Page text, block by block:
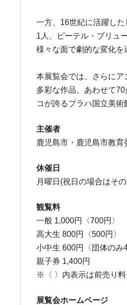
一方、16世紀に活躍し
1人、ピーテル・ブリュ
様々な面で劇的な変化を
本展覧会では、さらに
多彩な作品、あわせて
コが誇るプラハ国立美術
主催者
鹿児島市・鹿児島市教
休催日
月曜日(祝日の場合はそ
観覧料
一般 1,000円〈700円〉
高大生 800円〈500円〉
小中生 600円〈団体のみ
親子券 1,400円
※〈 〉内表示は前売り料
展覧会ホームページ